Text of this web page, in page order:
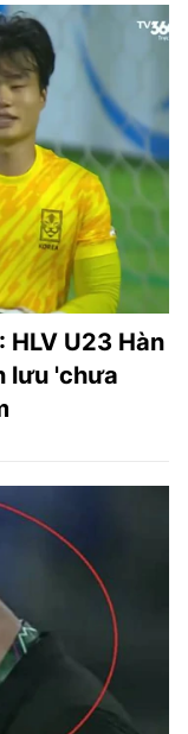
U23 Hàn
lưu 'chưa